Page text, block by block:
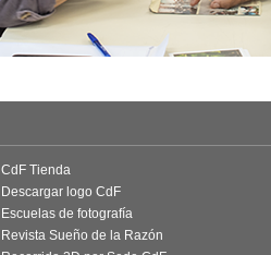
CdF Tienda
Descargar logo CdF
Escuelas de fotografía
Revista Sueño de la Razón